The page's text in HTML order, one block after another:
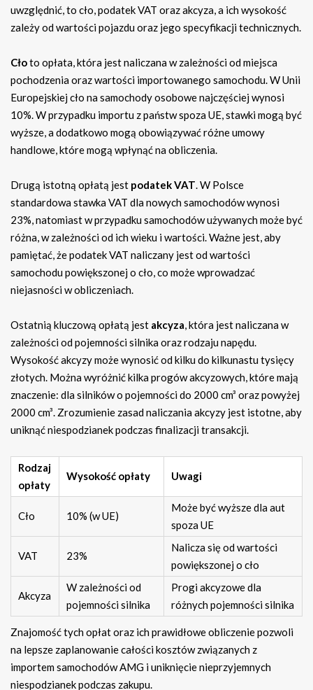
uwzględnić, to cło, podatek VAT oraz akcyza, a ich wysokość
zależy od wartości pojazdu oraz jego specyfikacji technicznych.
Cłoto opłata, która jest naliczana w zależności od miejsca
pochodzenia oraz wartości importowanego samochodu. W Unii
Europejskiej cło na samochody osobowe najczęściej wynosi
10%. W przypadku importu z państw spoza UE, stawki mogą być
wyższe, a dodatkowo mogą obowiązywać różne umowy
handlowe, które mogą wpłynąć na obliczenia.
Drugą istotną opłatą jest podatek VAT. W Polsce
standardowa stawka VAT dla nowych samochodów wynosi
23%, natomiast w przypadku samochodów używanych może być
różna, w zależności od ich wieku i wartości. Ważne jest, aby
pamiętać, że podatek VAT naliczany jest od wartości
samochodu powiększonej o cło, co może wprowadzać
niejasności w obliczeniach.
Ostatnią kluczową opłatą jest akcyza, która jest naliczana w
zależności od pojemności silnika oraz rodzaju napędu.
Wysokość akcyzy może wynosić od kilku do kilkunastu tysięcy
złotych. Można wyróżnić kilka progów akcyzowych, które mają
znaczenie: dla silników o pojemności do 2000 cm³ oraz powyżej
2000 cm³. Zrozumienie zasad naliczania akcyzy jest istotne, aby
uniknąć niespodzianek podczas finalizacji transakcji.
Rodzaj
opłaty
Wysokość opłaty Uwagi
Cło 10% (w UE)
Może być wyższe dla aut
spoza UE
VAT 23%
Nalicza się od wartości
powiększonej o cło
Akcyza
W zależności od
pojemności silnika
Progi akcyzowe dla
różnych pojemności silnika
Znajomość tych opłat oraz ich prawidłowe obliczenie pozwoli
na lepsze zaplanowanie całości kosztów związanych z
importem samochodów AMG i uniknięcie nieprzyjemnych
niespodzianek podczas zakupu.